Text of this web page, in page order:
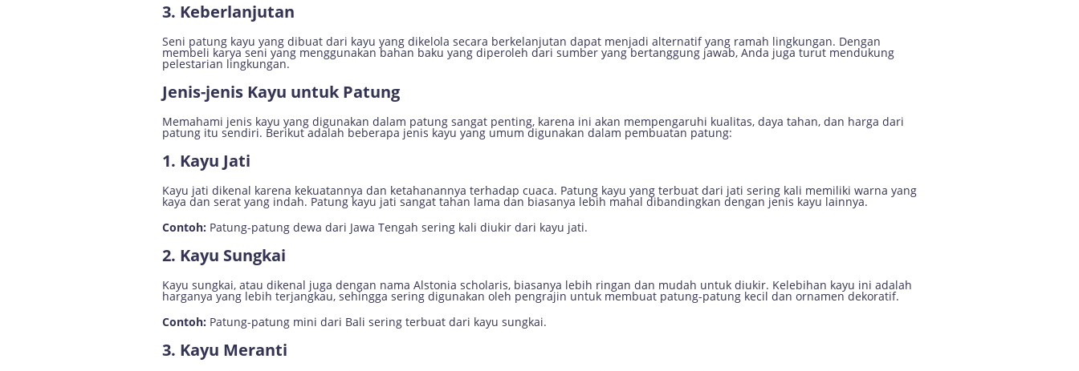
3. Keberlanjutan
Seni patung kayu yang dibuat dari kayu yang dikelola secara berkelanjutan dapat menjadi alternatif yang ramah lingkungan. Dengan
membeli karya seni yang menggunakan bahan baku yang diperoleh dari sumber yang bertanggung jawab, Anda juga turut mendukung
pelestarian lingkungan.
Jenis-jenis Kayu untuk Patung
Memahami jenis kayu yang digunakan dalam patung sangat penting, karena ini akan mempengaruhi kualitas, daya tahan, dan harga dari
patung itu sendiri. Berikut adalah beberapa jenis kayu yang umum digunakan dalam pembuatan patung:
1. Kayu Jati
Kayu jati dikenal karena kekuatannya dan ketahanannya terhadap cuaca. Patung kayu yang terbuat dari jati sering kali memiliki warna yang
kaya dan serat yang indah. Patung kayu jati sangat tahan lama dan biasanya lebih mahal dibandingkan dengan jenis kayu lainnya.
Contoh: Patung-patung dewa dari Jawa Tengah sering kali diukir dari kayu jati.
2. Kayu Sungkai
Kayu sungkai, atau dikenal juga dengan nama Alstonia scholaris, biasanya lebih ringan dan mudah untuk diukir. Kelebihan kayu ini adalah
harganya yang lebih terjangkau, sehingga sering digunakan oleh pengrajin untuk membuat patung-patung kecil dan ornamen dekoratif.
Contoh: Patung-patung mini dari Bali sering terbuat dari kayu sungkai.
3. Kayu Meranti